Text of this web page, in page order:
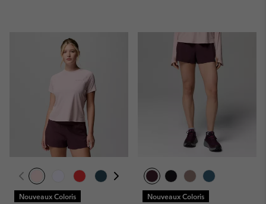
Nouveaux Coloris Nouveaux Coloris